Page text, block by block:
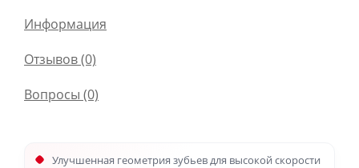
Информация
Отзывов (0)
Вопросы (0)
Улучшенная геометрия зубьев для высокой скорости